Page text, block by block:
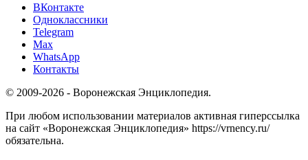
ВКонтакте
Одноклассники
Telegram
Max
WhatsApp
Контакты
© 2009-2026 - Воронежская Энциклопедия.
При любом использовании материалов активная гиперссылка
на сайт «Воронежская Энциклопедия» https://vrnency.ru/
обязательна.